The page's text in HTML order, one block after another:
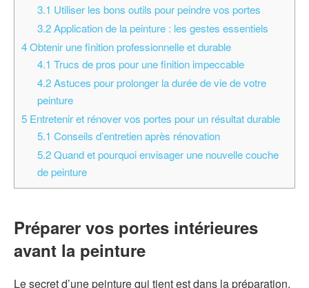
3.1 Utiliser les bons outils pour peindre vos portes
3.2Application de la peinture : les gestes essentiels
4Obtenir une finition professionnelle et durable
4.1 Trucs de pros pour une finition impeccable
4.2Astuces pour prolonger la durée de vie de votre
peinture
5 Entretenir et rénover vos portes pour un résultat durable
5.1 Conseils d’entretien après rénovation
5.2Quand et pourquoi envisager une nouvelle couche
de peinture
Préparer vos portes intérieures
avant la peinture
Le secret d’une peinture qui tient est dans la préparation.